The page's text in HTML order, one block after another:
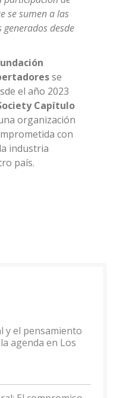
se sumen a las
generados desde
se
el año 2023
Capítulo
organización
con
industria
país.
y el pensamiento
agenda en Los